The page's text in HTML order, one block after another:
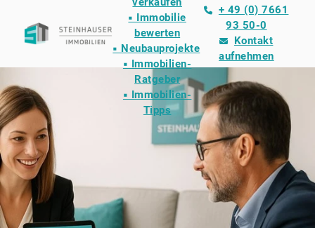
verkaufen
▪ Immobilie
bewerten
▪ Neubauprojekte
▪ Immobilien-
Ratgeber
▪ Immobilien-
Tipps
+ 49 (0) 7661
93 50-0
Kontakt
aufnehmen